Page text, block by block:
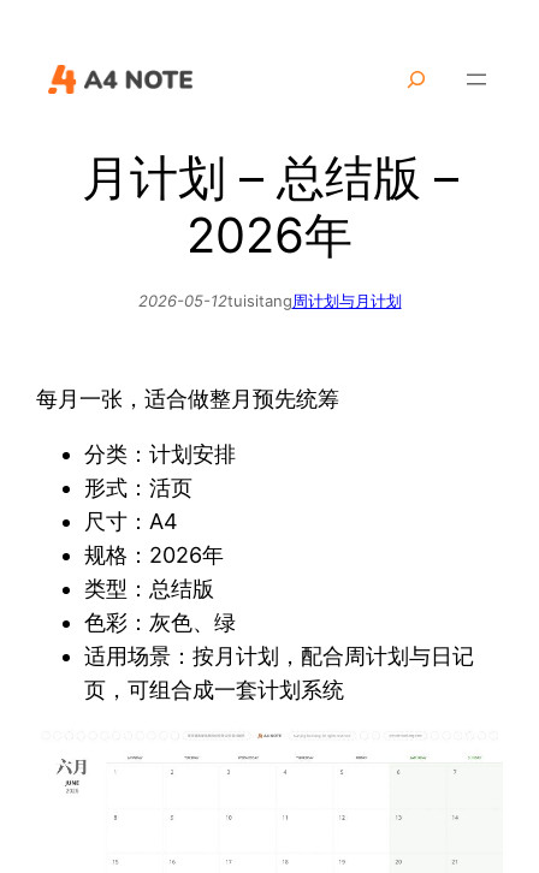
月计划 – 总结版 –
2026年
2026-05-12tuisitang周计划与月计划
每月一张，适合做整月预先统筹
分类：计划安排
形式：活页
尺寸：A4
规格：2026年
类型：总结版
色彩：灰色、绿
适用场景：按月计划，配合周计划与日记
页，可组合成一套计划系统